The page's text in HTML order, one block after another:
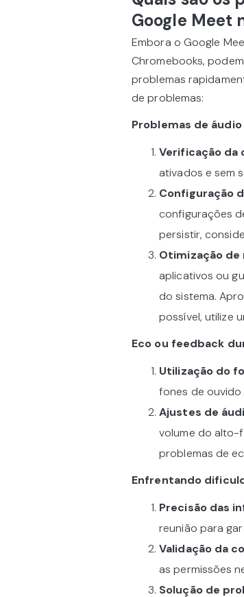
Google Meet
Embora o Google
Chromebooks,
problemas
de problemas:
Problemas de
Verificação da
ativados e sem
Configuração
configurações
persistir,
Otimização de
aplicativos ou
do sistema.
possível, utilize
Eco ou feedback
Utilização do
fones de
Ajustes de
volume do alto-
problemas de
Enfrentando
Precisão das
reunião para
Validação da
as permissões
Solução de